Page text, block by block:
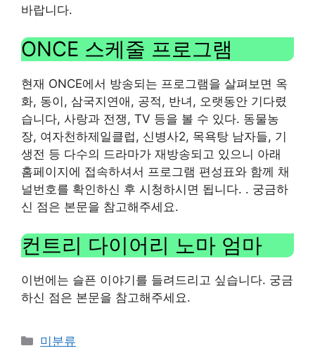
바랍니다.
ONCE 스케줄 프로그램
현재 ONCE에서 방송되는 프로그램을 살펴보면 옥
화, 동이, 삼국지연애, 공적, 반녀, 오랫동안 기다렸
습니다, 사랑과 전쟁, TV 등을 볼 수 있다. 동물농
장, 여자천하제일클럽, 신병사2, 목욕탕 남자들, 기
생전 등 다수의 드라마가 재방송되고 있으니 아래
홈페이지에 접속하셔서 프로그램 편성표와 함께 채
널번호를 확인하신 후 시청하시면 됩니다. . 궁금하
신 점은 본문을 참고해주세요.
컨트리 다이어리 노마 엄마
이번에는 슬픈 이야기를 들려드리고 싶습니다. 궁금
하신 점은 본문을 참고해주세요.
Categories
미분류